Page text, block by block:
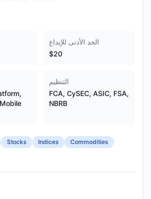
الحد الأدنى للإيداع
$20
التنظيم
FCA, CySEC, ASIC, FSA,
NBRB
Stocks Indices
Commodities